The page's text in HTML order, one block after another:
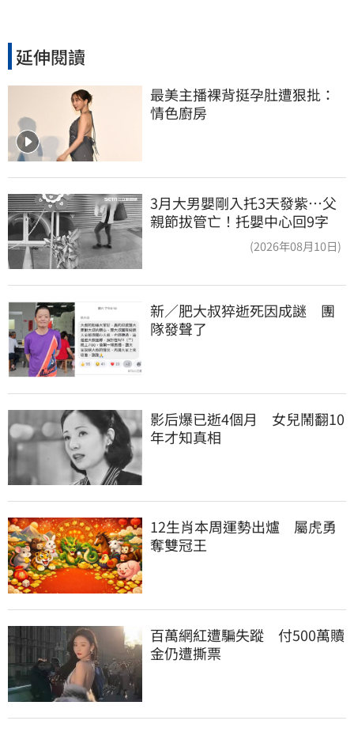
延伸閱讀
最美主播裸背挺孕肚遭狠批：
情色廚房
3月大男嬰剛入托3天發紫…父
親節拔管亡！托嬰中心回9字
(2026年08月10日)
新／肥大叔猝逝死因成謎　團
隊發聲了
影后爆已逝4個月　女兒鬧翻10
年才知真相
12生肖本周運勢出爐　屬虎勇
奪雙冠王
百萬網紅遭騙失蹤　付500萬贖
金仍遭撕票